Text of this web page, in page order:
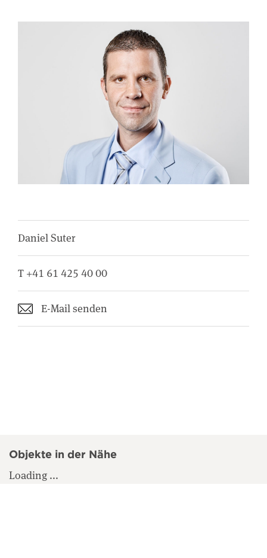
Daniel Suter
T +41 61 425 40 00
E-Mail senden
Objekte in der Nähe
Loading ...